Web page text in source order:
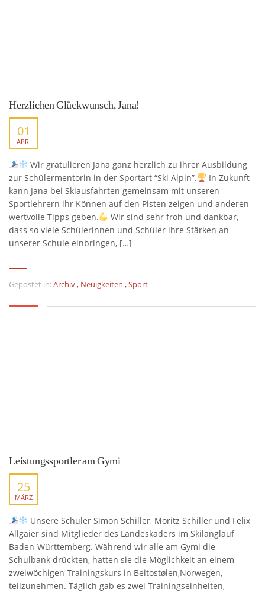
Herzlichen Glückwunsch, Jana!
01
APR.
Wir gratulieren Jana ganz herzlich zu ihrer Ausbildung
zur Schülermentorin in der Sportart “Ski Alpin”.
In Zukunft
kann Jana bei Skiausfahrten gemeinsam mit unseren
Sportlehrern ihr Können auf den Pisten zeigen und anderen
wertvolle Tipps geben.
Wir sind sehr froh und dankbar,
dass so viele Schülerinnen und Schüler ihre Stärken an
unserer Schule einbringen, […]
Gepostet in:Archiv, Neuigkeiten ,Sport
Leistungssportler am Gymi
25
MÄRZ
Unsere Schüler Simon Schiller, Moritz Schiller und Felix
Allgaier sind Mitglieder des Landeskaders im Skilanglauf
Baden-Württemberg. Während wir alle am Gymi die
Schulbank drückten, hatten sie die Möglichkeit an einem
zweiwöchigen Trainingskurs in Beitostølen,Norwegen,
teilzunehmen. Täglich gab es zwei Trainingseinheiten,